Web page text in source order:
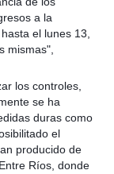
a la
el lunes 13,
mismas",
los controles,
se ha
duras como
el
producido de
Ríos, donde